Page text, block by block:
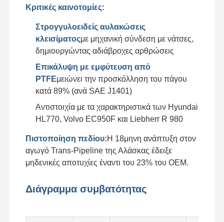
Κριτικές καινοτομίες:
Στρογγυλοειδείς αυλακώσεις
κλεισίματοςμε μηχανική σύνδεση με νάτσες,
δημιουργώντας αδιάβροχες αρθρώσεις
Επικάλυψη με εμφύτευση από
PTFEμειώνει την προσκόλληση του πάγου
κατά 89% (ανά SAE J1401)
Αντιστοιχία με τα χαρακτηριστικά των Hyundai
HL770, Volvo EC950F και Liebherr R 980
Πιστοποίηση πεδίου:Η 18μηνη ανάπτυξη στον
αγωγό Trans-Pipeline της Αλάσκας έδειξε
μηδενικές αποτυχίες έναντι του 23% του OEM.
Διάγραμμα συμβατότητας